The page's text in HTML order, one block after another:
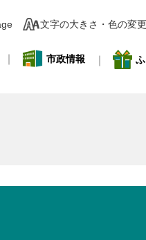
文字の大きさ・色の変更
市政情報